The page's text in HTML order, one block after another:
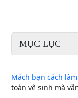
MỤC LỤC
Mách bạn cách
toàn vệ sinh mà